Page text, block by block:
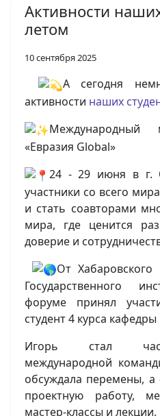
Активности
летом
10 сентября 2025
А сегодня
активности наших
Международный
«Евразия Global»
24 - 29 июня в г.
участники со всего
и стать соавторами
мира, где ценится
доверие и
От
Государственного
форуме принял
студент 4 курса
Игорь стал
международной
обсуждала перемены,
проектную работу,
мастер-классы и лекции.